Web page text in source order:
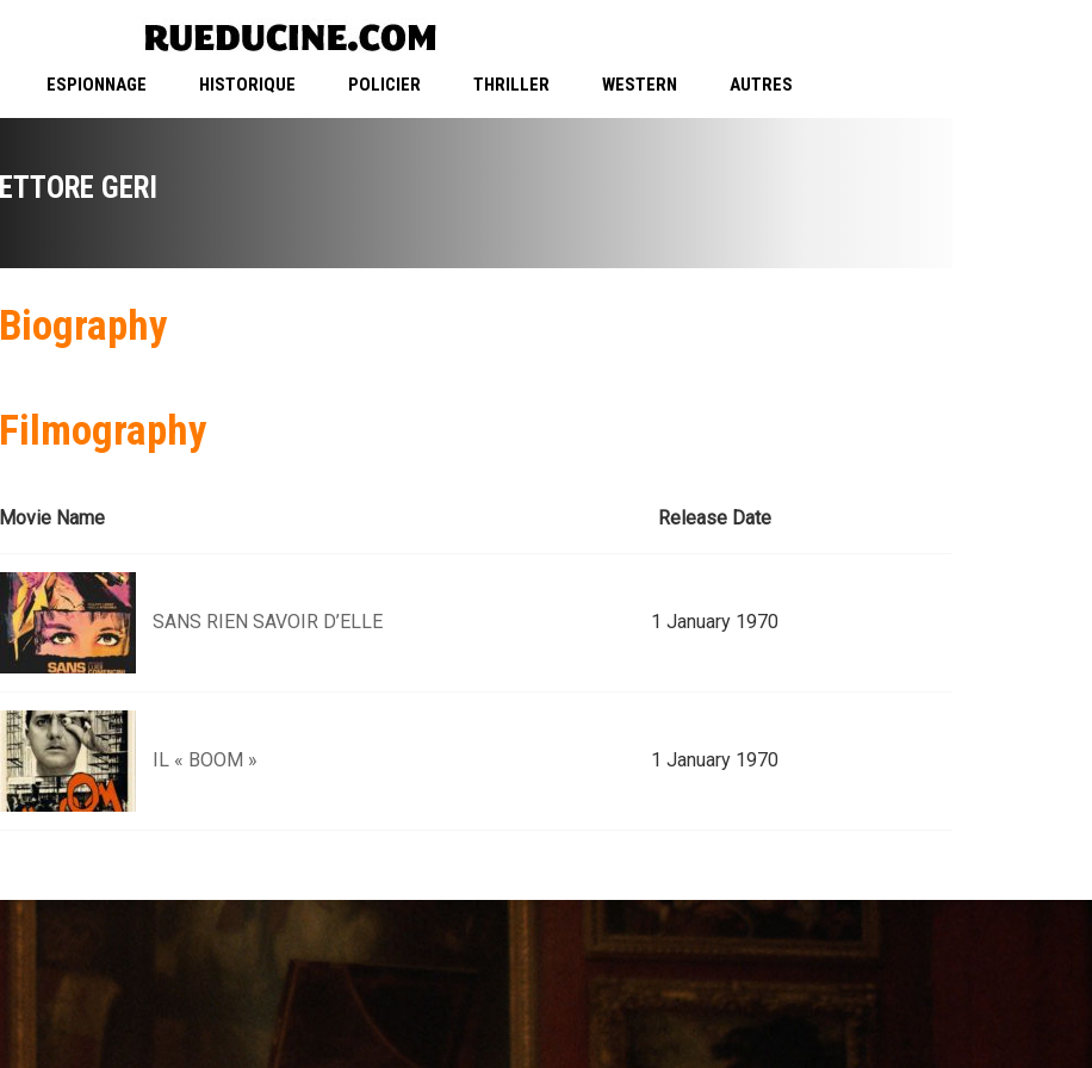
ESPIONNAGE HISTORIQUE POLICIER THRILLER WESTERN AUTRES
ETTORE GERI
Biography
Filmography
Movie Name Release Date
SANS RIEN SAVOIR D’ELLE 1 January 1970
IL « BOOM » 1 January 1970